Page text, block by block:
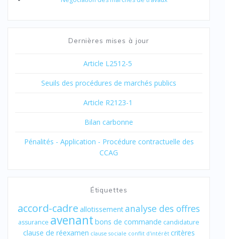
Dernières mises à jour
Article L2512-5
Seuils des procédures de marchés publics
Article R2123-1
Bilan carbonne
Pénalités - Application - Procédure contractuelle des
CCAG
Étiquettes
accord-cadre allotissementanalyse des offres
assurance avenant bons de commande candidature
clause de réexamen clause sociale conflit d'intérêt critères